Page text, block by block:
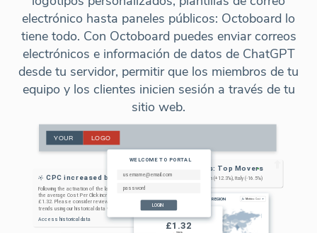
electrónico hasta paneles públicos: Octoboard lo
tiene todo. Con Octoboard puedes enviar correos
electrónicos e información de datos de ChatGPT
desde tu servidor, permitir que los miembros de tu
equipo y los clientes inicien sesión a través de tu
sitio web.